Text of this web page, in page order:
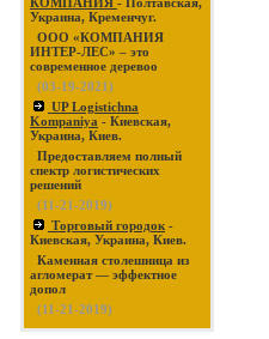
Украина, Кременчуг.
ООО «КОМПАНИЯ
ИНТЕР-ЛЕС» – это
современное деревоо
(03-19-2021)
UP Logistichna
Kompaniya - Киевская,
Украина, Киев.
Предоставляем полный
спектр логистических
решений
(11-21-2019)
Торговый городок -
Киевская, Украина, Киев.
Каменная столешница из
агломерат — эффектное
допол
(11-21-2019)